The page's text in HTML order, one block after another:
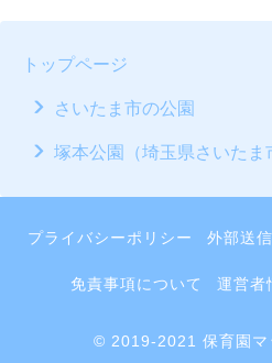
トップページ
さいたま市の公園
塚本公園（埼玉県さいたま
プライバシーポリシー 外部送
免責事項について 運営者
© 2019-2021 保育園マ